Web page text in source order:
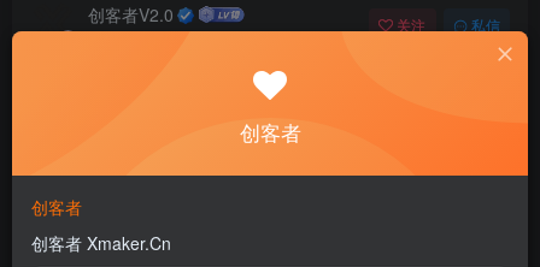
创客者V2.0
2年前更新
关注 私信
Never say die.
永不言弃
碰到群友提了一个问题：
创客者
创客者
创客者 Xmaker.Cn